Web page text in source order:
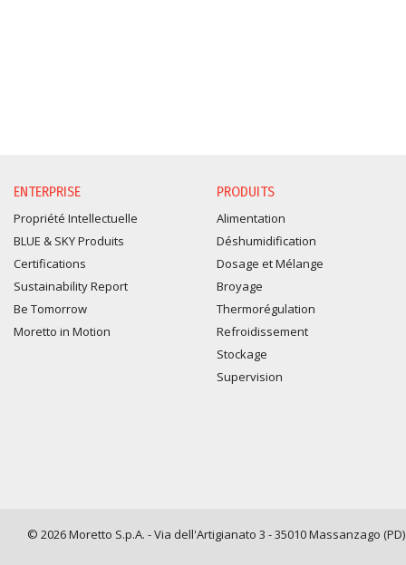
ENTERPRISE
Propriété Intellectuelle
BLUE & SKY Produits
Certifications
Sustainability Report
Be Tomorrow
Moretto in Motion
PRODUITS
Alimentation
Déshumidification
Dosage et Mélange
Broyage
Thermorégulation
Refroidissement
Stockage
Supervision
© 2026 Moretto S.p.A. - Via dell'Artigianato 3 - 35010 Massanzago